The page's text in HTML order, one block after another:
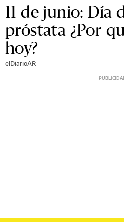
11 de junio: Día
próstata ¿Por
hoy?
elDiarioAR